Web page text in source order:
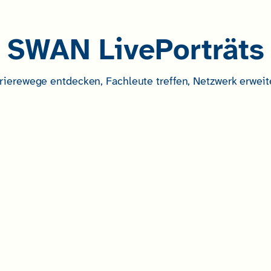
SWAN LivePorträts
entdecken, Fachleute treffen, Netzwerk